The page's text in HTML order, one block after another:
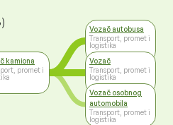
kamiona
promet i
Vozač autobusa
Transport, promet i
logistika
Vozač
Transport, promet i
logistika
Vozač osobnog
automobila
Transport, promet i
logistika